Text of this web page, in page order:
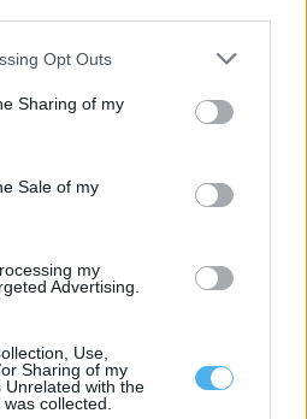
Opt Outs
Sharing of my
Sale of my
my
Advertising.
Use,
Sharing of my
Unrelated with the
collected.
como militar dispensado recebeu
e da Administração Interna, Paulo